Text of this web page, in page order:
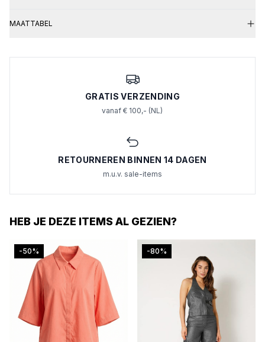
MAATTABEL
GRATIS VERZENDING
vanaf € 100,- (NL)
RETOURNEREN BINNEN 14 DAGEN
m.u.v. sale-items
HEB JE DEZE ITEMS AL GEZIEN?
-50% -80%